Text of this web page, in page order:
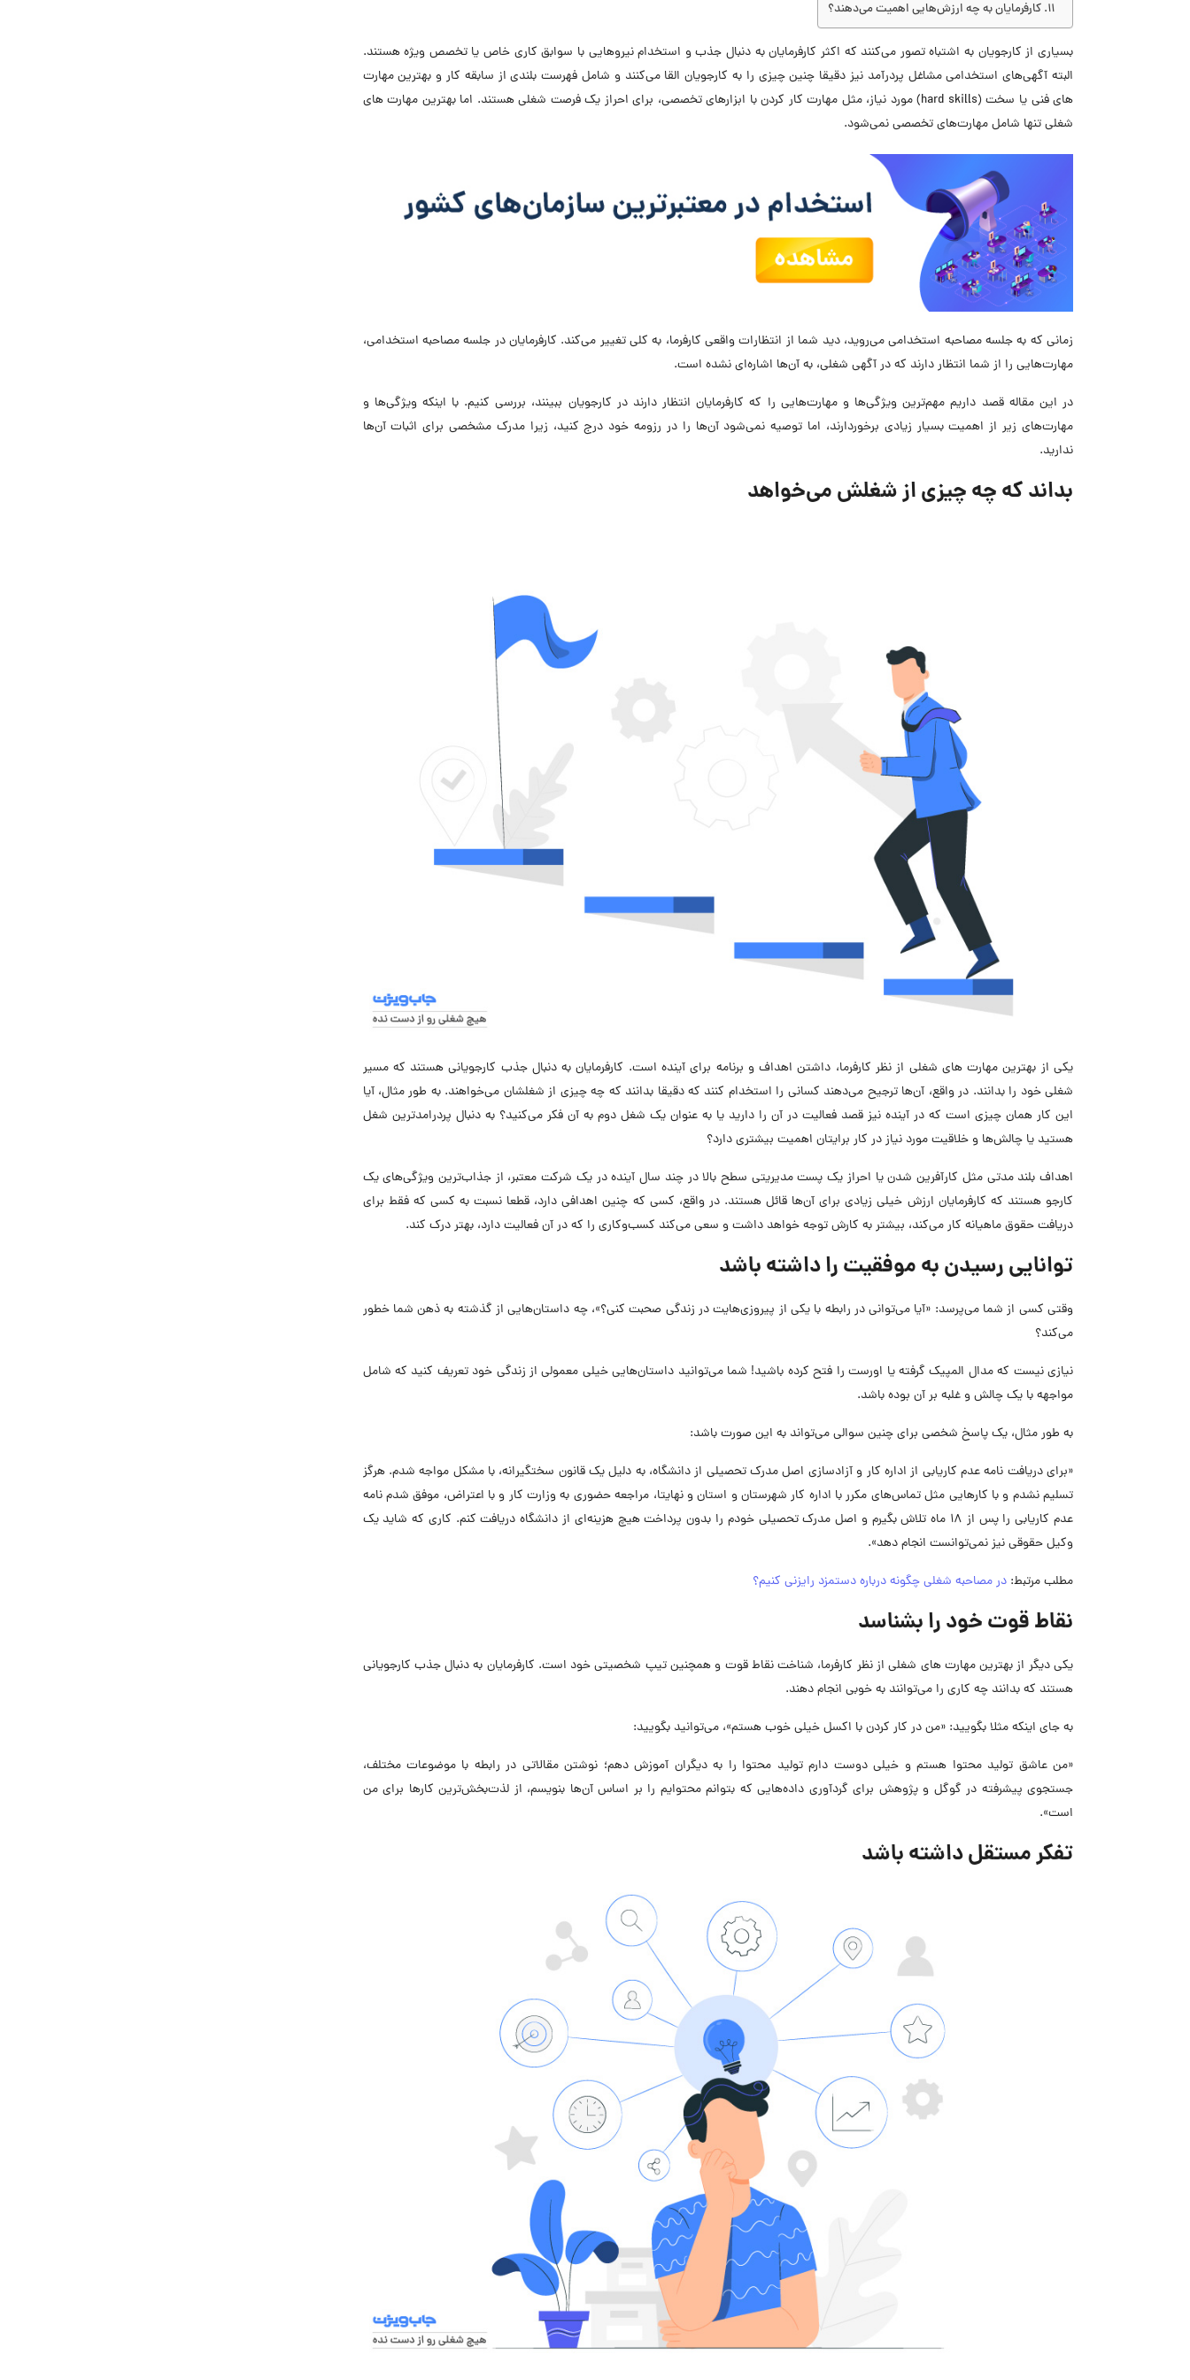
کارفرمایان به چه ارزش‌هایی اهمیت می‌دهند؟
بسیاری از کارجویان به اشتباه تصور می‌کنند که اکثر کارفرمایان به دنبال جذب و استخدام نیروهایی با سوابق کاری خاص یا تخصص ویژه هستند.
البته آگهی‌های استخدامی مشاغل پردرآمد نیز دقیقا چنین چیزی را به کارجویان القا می‌کنند و شامل فهرست بلندی از سابقه کار و بهترین مهارت
های فنی یا سخت (hard skills) مورد نیاز، مثل مهارت کار کردن با ابزارهای تخصصی، برای احراز یک فرصت شغلی هستند. اما
بهترین مهارت های
شغلی تنها شامل مهارت‌های تخصصی نمی‌شود.
زمانی که به جلسه مصاحبه استخدامی می‌روید، دید شما از انتظارات واقعی کارفرما، به کلی تغییر می‌کند. کارفرمایان در جلسه مصاحبه استخدامی،
مهارت‌هایی را از شما انتظار دارند که در آگهی شغلی، به آن‌ها اشاره‌ای نشده است.
در این مقاله قصد داریم مهم‌ترین ویژگی‌ها و مهارت‌هایی را که کارفرمایان انتظار دارند در کارجویان ببینند، بررسی کنیم. با اینکه ویژگی‌ها و
مهارت‌های زیر از اهمیت بسیار زیادی برخوردارند، اما توصیه نمی‌شود آن‌ها را در رزومه خود درج کنید، زیرا مدرک مشخصی برای اثبات آن‌ها
ندارید.
بداند که چه چیزی از شغلش می‌خواهد
یکی از بهترین مهارت های شغلی از نظر کارفرما، داشتن اهداف و برنامه برای آینده است. کارفرمایان به دنبال جذب کارجویانی هستند که مسیر
شغلی خود را بدانند. در واقع، آن‌ها ترجیح می‌دهند کسانی را استخدام کنند که دقیقا بدانند که چه چیزی از شغلشان می‌خواهند. به طور مثال، آیا
این کار همان چیزی است که در آینده نیز قصد فعالیت در آن را دارید یا به عنوان یک شغل دوم به آن فکر می‌کنید؟ به دنبال پردرامدترین شغل
هستید یا چالش‌ها و خلاقیت مورد نیاز در کار برایتان اهمیت بیشتری دارد؟
اهداف بلند مدتی مثل کارآفرین شدن یا احراز یک پست مدیریتی سطح بالا در چند سال آینده در یک شرکت معتبر، از جذاب‌ترین ویژگی‌های یک
کارجو هستند که کارفرمایان ارزش خیلی زیادی برای آن‌ها قائل هستند. در واقع، کسی که چنین اهدافی دارد، قطعا نسبت به کسی که فقط برای
دریافت حقوق ماهیانه کار می‌کند، بیشتر به کارش توجه خواهد داشت و سعی می‌کند کسب‌وکاری را که در آن فعالیت دارد، بهتر درک کند.
توانایی رسیدن به موفقیت را داشته باشد
وقتی کسی از شما می‌پرسد: «آیا می‌توانی در رابطه با یکی از پیروزی‌هایت در زندگی صحبت کنی؟»، چه داستان‌هایی از گذشته به ذهن شما خطور
می‌کند؟
نیازی نیست که مدال المپیک گرفته یا اورست را فتح کرده باشید! شما می‌توانید داستان‌هایی خیلی معمولی از زندگی خود تعریف کنید که شامل
مواجهه با یک چالش و غلبه بر آن بوده باشد.
به طور مثال، یک پاسخ شخصی برای چنین سوالی می‌تواند به این صورت باشد:
«برای دریافت نامه عدم کاریابی از اداره کار و آزادسازی اصل مدرک تحصیلی از دانشگاه، به دلیل یک قانون سختگیرانه، با مشکل مواجه شدم. هرگز
تسلیم نشدم و با کارهایی مثل تماس‌های مکرر با اداره کار شهرستان و استان و نهایتا، مراجعه حضوری به وزارت کار و با اعتراض، موفق شدم نامه
عدم کاریابی را پس از ۱۸ ماه تلاش بگیرم و اصل مدرک تحصیلی خودم را بدون پرداخت هیچ هزینه‌ای از دانشگاه دریافت کنم. کاری که شاید یک
وکیل حقوقی نیز نمی‌توانست انجام دهد».
مطلب مرتبط: در مصاحبه شغلی چگونه درباره دستمزد رایزنی کنیم؟
نقاط قوت خود را بشناسد
یکی دیگر ازبهترین مهارت های شغلی از نظر کارفرما، شناخت نقاط قوت و همچنین تیپ شخصیتی خود است. کارفرمایان به دنبال جذب کارجویانی
هستند که بدانند چه کاری را می‌توانند به خوبی انجام دهند.
به جای اینکه مثلا بگویید: «من در کار کردن با اکسل خیلی خوب هستم»، می‌توانید بگویید:
«من عاشق تولید محتوا هستم و خیلی دوست دارم تولید محتوا را به دیگران آموزش دهم؛ نوشتن مقالاتی در رابطه با موضوعات مختلف،
جستجوی پیشرفته در گوگل و پژوهش برای گردآوری داده‌هایی که بتوانم محتوایم را بر اساس آن‌ها بنویسم، از لذت‌بخش‌ترین کارها برای من
است».
تفکر مستقل داشته باشد